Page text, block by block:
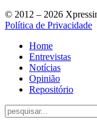
© 2012 – 2026
Política de Privacidade
Home
Entrevistas
Notícias
Opinião
Repositório